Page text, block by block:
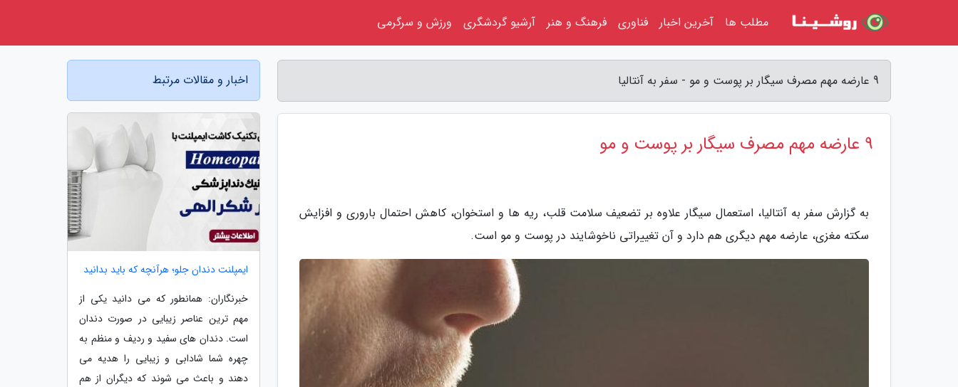
9 عارضه مهم مصرف سیگار بر پوست و مو - سفر به آنتالیا
9 عارضه مهم مصرف سیگار بر پوست و مو
به گزارش سفر به آنتالیا، استعمال سیگار علاوه بر تضعیف سلامت قلب، ریه ها و استخوان، کاهش احتمال باروری و افزایش
سکته مغزی، عارضه مهم دیگری هم دارد و آن تغییراتی ناخوشایند در پوست و مو است.
اخبار و مقالات مرتبط
ایمپلنت دندان جلو؛ هرآنچه که باید بدانید
خبرنگاران: همانطور که می دانید یکی از
مهم ترین عناصر زیبایی در صورت دندان
است. دندان های سفید و ردیف و منظم به
چهره شما شادابی و زیبایی را هدیه می
دهند و باعث می شوند که دیگران از هم
مطلب ها آخرین اخبار فناوری فرهنگ و هنر آرشیو گردشگری ورزش و سرگرمی